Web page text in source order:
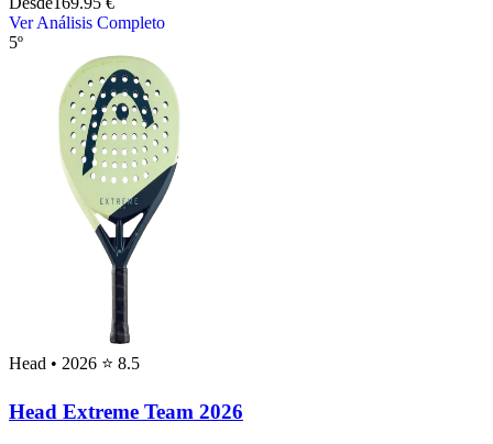
Ver Análisis Completo
5º
Head • 2026 ⭐ 8.5
Head Extreme Team 2026